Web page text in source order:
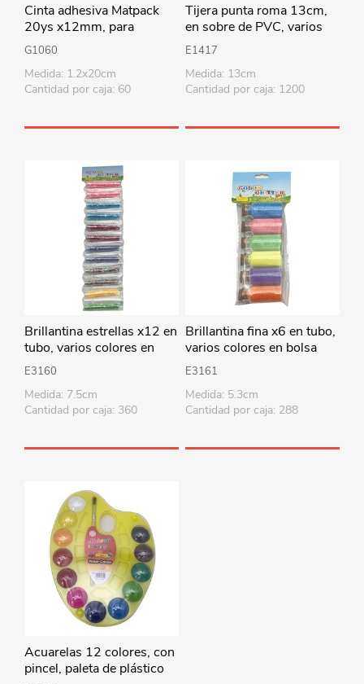
Cinta adhesiva Matpack
20ys x12mm, para
cintero, PACK x12 rollos
G1060
Medida: 1.2x20cm
Cantidad por caja: 60
Tijera punta roma 13cm,
en sobre de PVC, varios
colores
E1417
Medida: 13cm
Cantidad por caja: 1200
Brillantina estrellas x12 en
tubo, varios colores en
bolsa
E3160
Medida: 7.5cm
Cantidad por caja: 360
Brillantina fina x6 en tubo,
varios colores en bolsa
E3161
Medida: 5.3cm
Cantidad por caja: 288
Acuarelas 12 colores, con
pincel, paleta de plástico